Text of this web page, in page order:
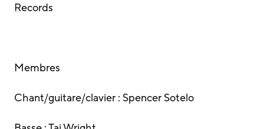
Records
Membres
Chant/guitare/clavier : Spencer Sotelo